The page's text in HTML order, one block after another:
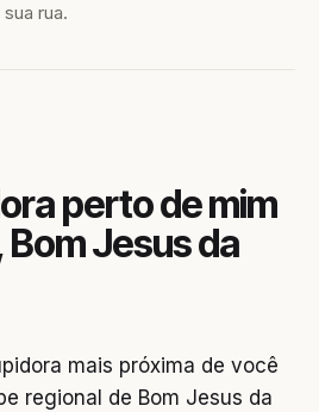
rua.
perto de mim
Bom Jesus da
mais próxima de você
regional de Bom Jesus da